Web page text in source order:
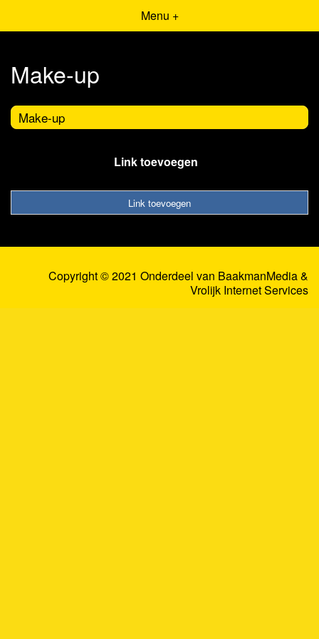
Menu +
Make-up
Make-up
Link toevoegen
Link toevoegen
Copyright © 2021 Onderdeel van BaakmanMedia&
Vrolijk Internet Services